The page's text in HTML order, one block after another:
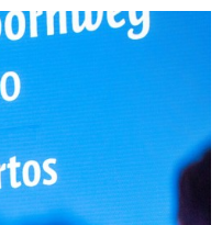
zoals
daarop bezuinigd
voor de werkende
van de onderlinge